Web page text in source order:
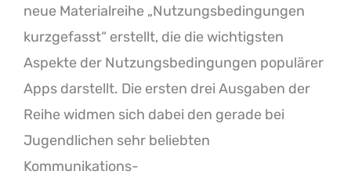
neue Materialreihe „Nutzungsbedingungen
kurzgefasst“ erstellt, die die wichtigsten
Aspekte der Nutzungsbedingungen populärer
Apps darstellt. Die ersten drei Ausgaben der
Reihe widmen sich dabei den gerade bei
Jugendlichen sehr beliebten
Kommunikations-